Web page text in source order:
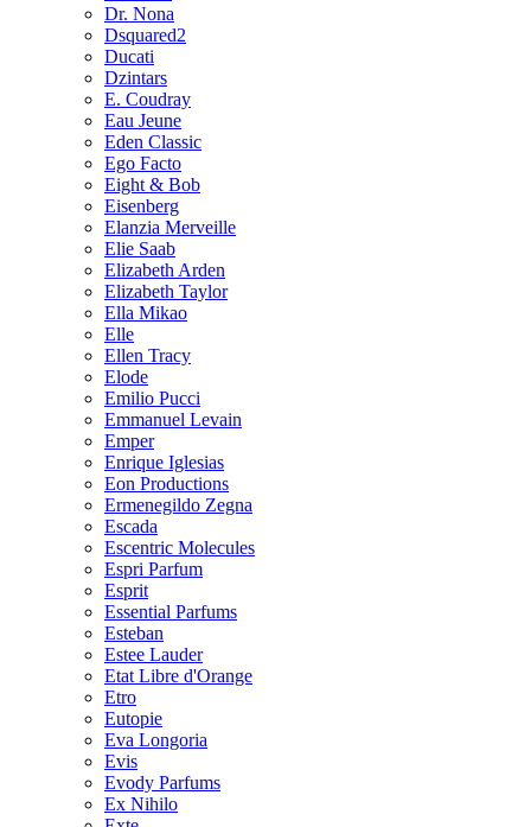
Dr. Nona
Dsquared2
Ducati
Dzintars
E. Coudray
Eau Jeune
Eden Classic
Ego Facto
Eight & Bob
Eisenberg
Elanzia Merveille
Elie Saab
Elizabeth Arden
Elizabeth Taylor
Ella Mikao
Elle
Ellen Tracy
Elode
Emilio Pucci
Emmanuel Levain
Emper
Enrique Iglesias
Eon Productions
Ermenegildo Zegna
Escada
Escentric Molecules
Espri Parfum
Esprit
Essential Parfums
Esteban
Estee Lauder
Etat Libre d'Orange
Etro
Eutopie
Eva Longoria
Evis
Evody Parfums
Ex Nihilo